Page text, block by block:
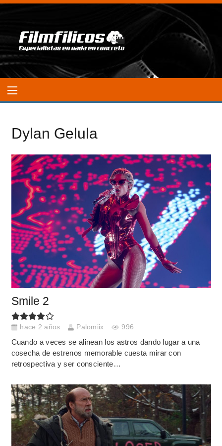
Dylan Gelula
Smile 2
hace 2 años Palomiix 996
Cuando a veces se alinean los astros dando lugar a una
cosecha de estrenos memorable cuesta mirar con
retrospectiva y ser consciente…